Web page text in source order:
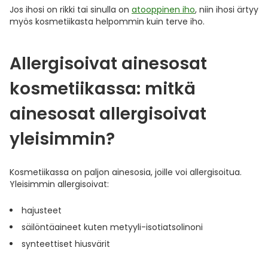
Jos ihosi on rikki tai sinulla on atooppinen iho, niin ihosi ärtyy
myös kosmetiikasta helpommin kuin terve iho.
Allergisoivat ainesosat
kosmetiikassa: mitkä
ainesosat allergisoivat
yleisimmin?
Kosmetiikassa on paljon ainesosia, joille voi allergisoitua.
Yleisimmin allergisoivat:
hajusteet
säilöntäaineet kuten metyyli-isotiatsolinoni
synteettiset hiusvärit